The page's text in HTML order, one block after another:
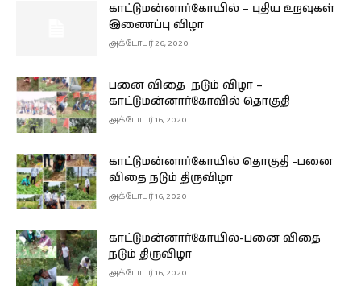
காட்டுமன்னார்கோயில் – புதிய உறவுகள்
இணைப்பு விழா
அக்டோபர் 26, 2020
பனை விதை நடும் விழா –
காட்டுமன்னார்கோவில் தொகுதி
அக்டோபர் 16, 2020
காட்டுமன்னார்கோயில் தொகுதி -பனை
விதை நடும் திருவிழா
அக்டோபர் 16, 2020
காட்டுமன்னார்கோயில்-பனை விதை
நடும் திருவிழா
அக்டோபர் 16, 2020